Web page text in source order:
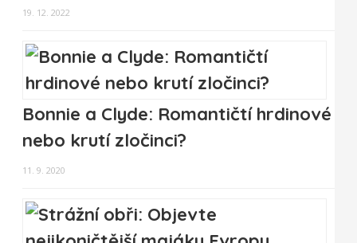
19. 12. 2022
Bonnie a Clyde: Romantičtí hrdinové
nebo krutí zločinci?
11. 9. 2020